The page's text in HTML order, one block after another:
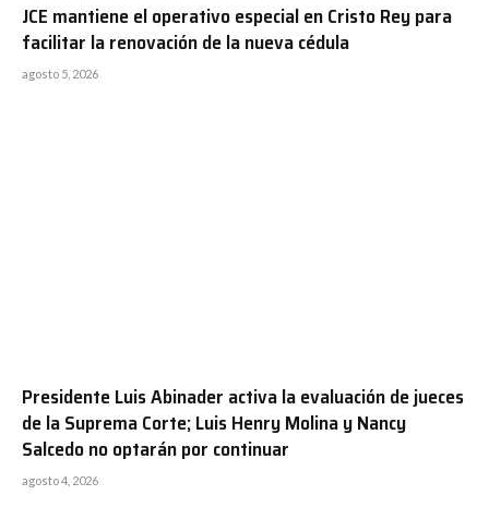
JCE mantiene el operativo especial en Cristo Rey para
facilitar la renovación de la nueva cédula
agosto 5, 2026
Presidente Luis Abinader activa la evaluación de jueces
de la Suprema Corte; Luis Henry Molina y Nancy
Salcedo no optarán por continuar
agosto 4, 2026